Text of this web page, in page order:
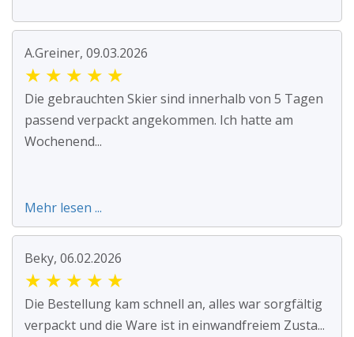
A.Greiner, 09.03.2026
★ ★ ★ ★ ★
Die gebrauchten Skier sind innerhalb von 5 Tagen
passend verpackt angekommen. Ich hatte am
Wochenend...
Mehr lesen ...
Beky, 06.02.2026
★ ★ ★ ★ ★
Die Bestellung kam schnell an, alles war sorgfältig
verpackt und die Ware ist in einwandfreiem Zusta...